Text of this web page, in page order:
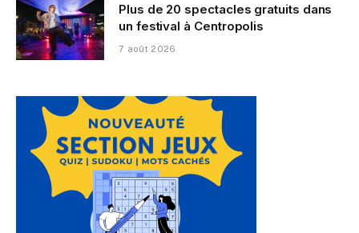
Plus de 20 spectacles gratuits dans
un festival à Centropolis
7 août 2026